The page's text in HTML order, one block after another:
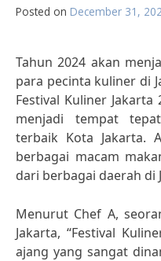
Posted on December 31,
Tahun 2024 akan
para pecinta kuliner di
Festival Kuliner
menjadi tempat
terbaik Kota Jakarta.
berbagai macam
dari berbagai daerah di
Menurut Chef A,
Jakarta, “Festival
ajang yang sangat